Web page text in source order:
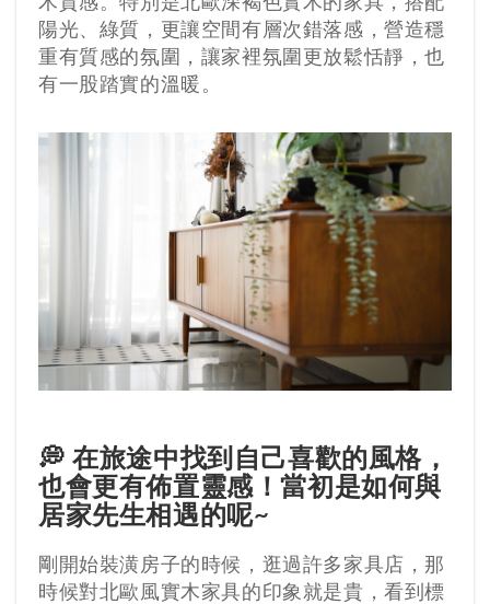
陽光、綠質，更讓空間有層次錯落感，營造穩
重有質感的氛圍，讓家裡氛圍更放鬆恬靜，也
有一股踏實的溫暖。
💭 在旅途中找到自己喜歡的風格，
也會更有佈置靈感！當初是如何與
居家先生相遇的呢~
剛開始裝潢房子的時候，逛過許多家具店，那
時候對北歐風實木家具的印象就是貴，看到標